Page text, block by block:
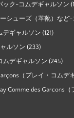
ック-コムデギャルソン
シューズ（革靴）など
デギャルソン (121)
ルソン (233)
ムデギャルソン (245)
（プレイ・コムデ
Comme des Garcons